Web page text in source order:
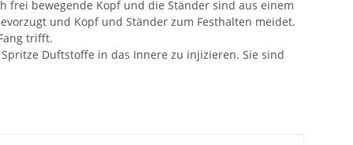
frei bewegende Kopf und die Ständer sind aus einem
und Kopf und Ständer zum Festhalten meidet.
trifft.
Duftstoffe in das Innere zu injizieren. Sie sind